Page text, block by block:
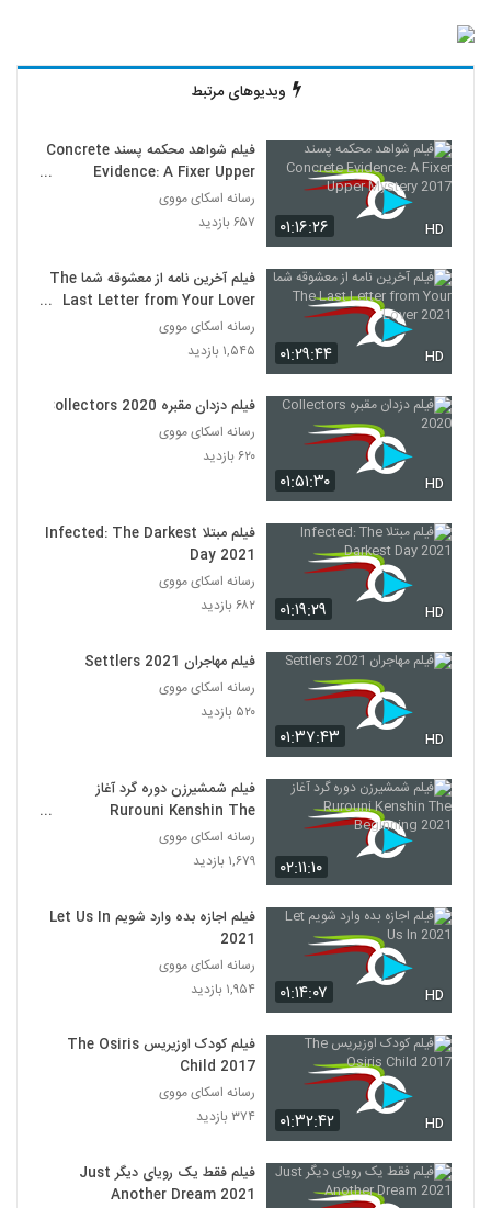
ویدیوهای مرتبط
۰۱:۱۶:۲۶ HD
فیلم شواهد محکمه پسند Concrete
Evidence: A Fixer Upper
Mystery 2017
رسانه اسکای مووی
۶۵۷ بازدید
۰۱:۲۹:۴۴ HD
فیلم آخرین نامه از معشوقه شما The
Last Letter from Your Lover
2021
رسانه اسکای مووی
۱,۵۴۵ بازدید
۰۱:۵۱:۳۰ HD
فیلم دزدان مقبره Collectors 2020
رسانه اسکای مووی
۶۲۰ بازدید
۰۱:۱۹:۲۹ HD
فیلم مبتلا Infected: The Darkest
Day 2021
رسانه اسکای مووی
۶۸۲ بازدید
۰۱:۳۷:۴۳ HD
فیلم مهاجران Settlers 2021
رسانه اسکای مووی
۵۲۰ بازدید
۰۲:۱۱:۱۰
فیلم شمشیرزن دوره گرد آغاز
Rurouni Kenshin The
Beginning 2021
رسانه اسکای مووی
۱,۶۷۹ بازدید
۰۱:۱۴:۰۷ HD
فیلم اجازه بده وارد شویم Let Us In
2021
رسانه اسکای مووی
۱,۹۵۴ بازدید
۰۱:۳۲:۴۲ HD
فیلم کودک اوزیریس The Osiris
Child 2017
رسانه اسکای مووی
۳۷۴ بازدید
فیلم فقط یک رویای دیگر Just
Another Dream 2021